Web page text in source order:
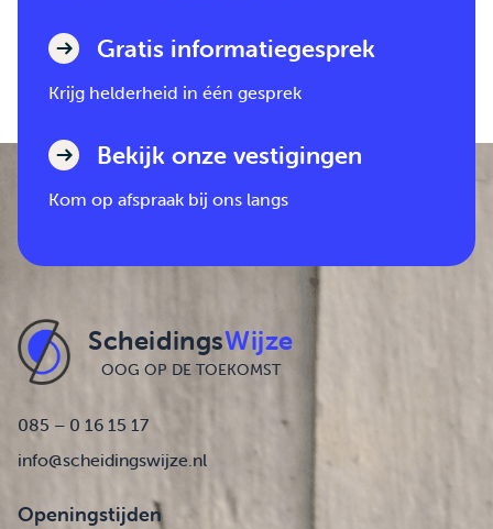
Gratis informatiegesprek
Krijg helderheid in één gesprek
Bekijk onze vestigingen
Kom op afspraak bij ons langs
ScheidingsWijze
OOG OP DE TOEKOMST
085 – 0 16 15 17
info@scheidingswijze.nl
Openingstijden